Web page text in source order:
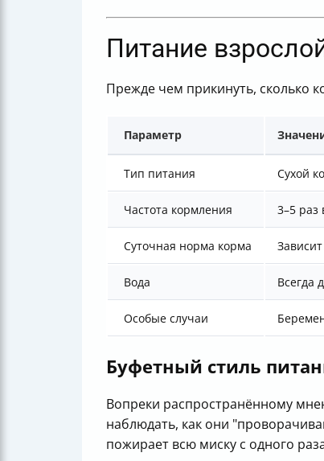
Питание
Прежде чем прикинуть, сколько
Параметр
Тип питания Сухой
Частота кормления 3–5 раз
Суточная норма корма
Вода Всегда
Особые случаи
Буфетный стиль
Вопреки распространённому
наблюдать, как они
пожирает всю миску с одного